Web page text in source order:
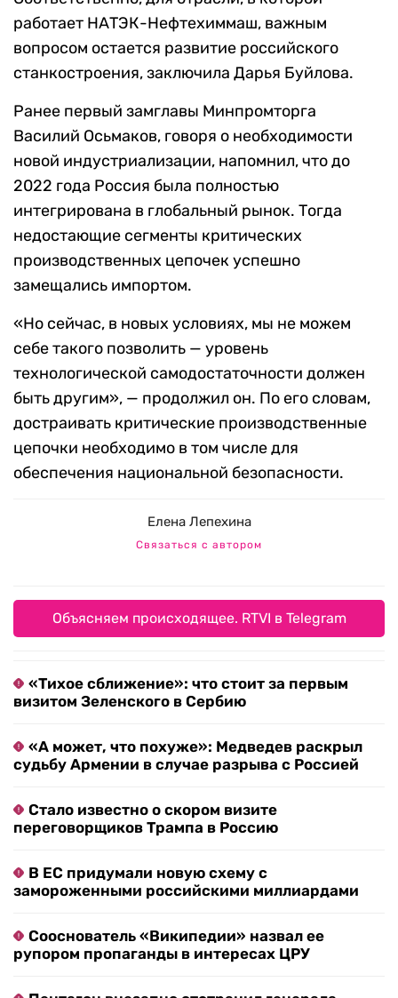
работает НАТЭК-Нефтехиммаш, важным
вопросом остается развитие российского
станкостроения, заключила Дарья Буйлова.
Ранее первый замглавы Минпромторга
Василий Осьмаков, говоря о необходимости
новой индустриализации, напомнил, что до
2022 года Россия была полностью
интегрирована в глобальный рынок. Тогда
недостающие сегменты критических
производственных цепочек успешно
замещались импортом.
«Но сейчас, в новых условиях, мы не можем
себе такого позволить — уровень
технологической самодостаточности должен
быть другим», — продолжил он. По его словам,
достраивать критические производственные
цепочки необходимо в том числе для
обеспечения национальной безопасности.
Елена Лепехина
Связаться с автором
Объясняем происходящее. RTVI в Telegram
«Тихое сближение»: что стоит за первым
визитом Зеленского в Сербию
«А может, что похуже»: Медведев раскрыл
судьбу Армении в случае разрыва с Россией
Стало известно о скором визите
переговорщиков Трампа в Россию
В ЕС придумали новую схему с
замороженными российскими миллиардами
Сооснователь «Википедии» назвал ее
рупором пропаганды в интересах ЦРУ